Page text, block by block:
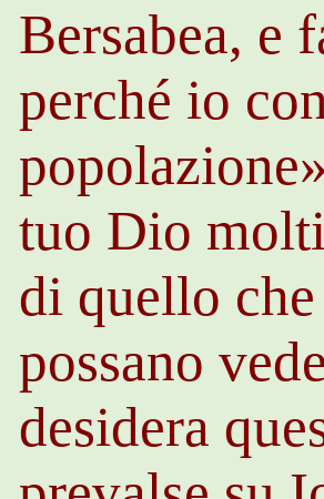
Bersabea, e
perché io
tuo Dio
di quello
possano
desidera